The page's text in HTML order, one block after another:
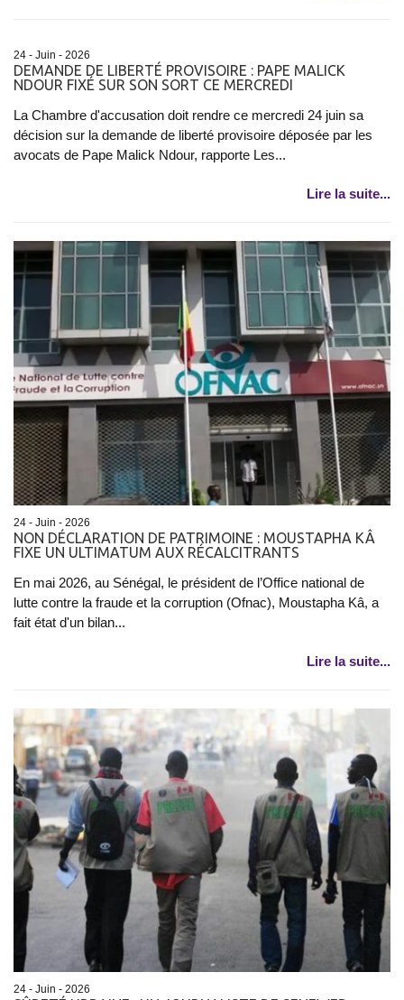
24 - Juin - 2026
DEMANDE DE LIBERTÉ PROVISOIRE : PAPE MALICK
NDOUR FIXÉ SUR SON SORT CE MERCREDI
La Chambre d'accusation doit rendre ce mercredi 24 juin sa
décision sur la demande de liberté provisoire déposée par les
avocats de Pape Malick Ndour, rapporte Les...
Lire la suite...
24 - Juin - 2026
NON DÉCLARATION DE PATRIMOINE : MOUSTAPHA KÂ
FIXE UN ULTIMATUM AUX RÉCALCITRANTS
En mai 2026, au Sénégal, le président de l’Office national de
lutte contre la fraude et la corruption (Ofnac), Moustapha Kâ, a
fait état d'un bilan...
Lire la suite...
24 - Juin - 2026